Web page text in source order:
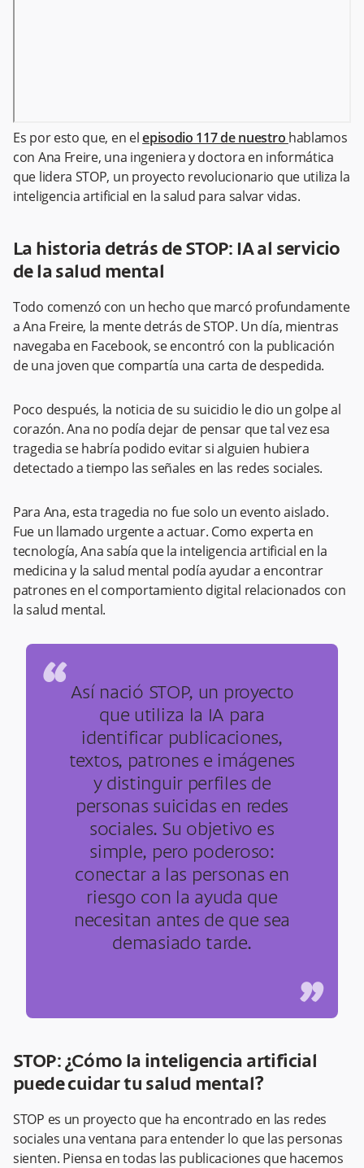
Es por esto que, en elepisodio 117 de nuestro hablamos
con Ana Freire, una ingeniera y doctora en informática
que lidera STOP, un proyecto revolucionario que utiliza la
inteligencia artificial en la salud para salvar vidas.
La historia detrás de STOP: IA al servicio
de la salud mental
Todo comenzó con un hecho que marcó profundamente
a Ana Freire, la mente detrás de STOP. Un día, mientras
navegaba en Facebook, se encontró con la publicación
de una joven que compartía una carta de despedida.
Poco después, la noticia de su suicidio le dio un golpe al
corazón. Ana no podía dejar de pensar que tal vez esa
tragedia se habría podido evitar si alguien hubiera
detectado a tiempo las señales en las redes sociales.
Para Ana, esta tragedia no fue solo un evento aislado.
Fue un llamado urgente a actuar. Como experta en
tecnología, Ana sabía que la inteligencia artificial en la
medicina y la salud mental podía ayudar a encontrar
patrones en el comportamiento digital relacionados con
la salud mental.
“ Así nació STOP, un proyecto
que utiliza la IA para
identificar publicaciones,
textos, patrones e imágenes
y distinguir perfiles de
personas suicidas en redes
sociales. Su objetivo es
simple, pero poderoso:
conectar a las personas en
riesgo con la ayuda que
necesitan antes de que sea
demasiado tarde.
”
STOP: ¿Cómo la inteligencia artificial
puede cuidar tu salud mental?
STOP es un proyecto que ha encontrado en las redes
sociales una ventana para entender lo que las personas
sienten. Piensa en todas las publicaciones que hacemos